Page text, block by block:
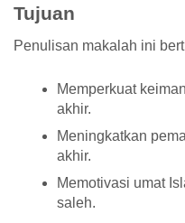
Tujuan
Penulisan makalah ini
Memperkuat
akhir.
Meningkatkan
akhir.
Memotivasi umat
saleh.